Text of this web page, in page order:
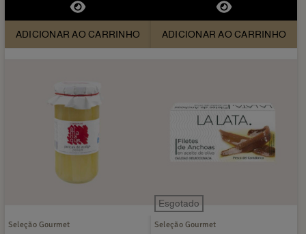
ADICIONAR AO CARRINHO ADICIONAR AO CARRINHO
Seleção Gourmet
Esgotado
Seleção Gourmet